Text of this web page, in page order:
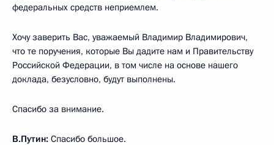
федеральных средств неприемлем.
Хочу заверить Вас, уважаемый Владимир Владимирович,
что те поручения, которые Вы дадите нам и Правительству
Российской Федерации, в том числе на основе нашего
доклада, безусловно, будут выполнены.
Спасибо за внимание.
В.Путин: Спасибо большое.